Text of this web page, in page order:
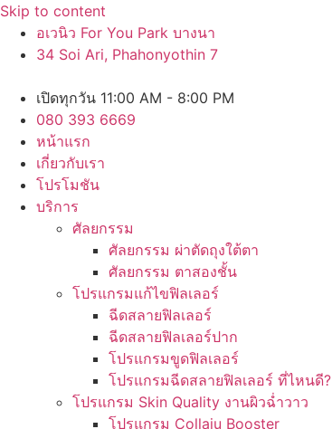
Skip to content
อเวนิว For You Park บางนา
34 Soi Ari, Phahonyothin 7
เปิดทุกวัน 11:00 AM - 8:00 PM
080 393 6669
หน้าแรก
เกี่ยวกับเรา
โปรโมชัน
บริการ
ศัลยกรรม
ศัลยกรรม ผ่าตัดถุงใต้ตา
ศัลยกรรม ตาสองชั้น
โปรแกรมแก้ไขฟิลเลอร์
ฉีดสลายฟิลเลอร์
ฉีดสลายฟิลเลอร์ปาก
โปรแกรมขูดฟิลเลอร์
โปรแกรมฉีดสลายฟิลเลอร์ ที่ไหนดี?
โปรแกรม Skin Quality งานผิวฉ่ำวาว
โปรแกรม Collaju Booster